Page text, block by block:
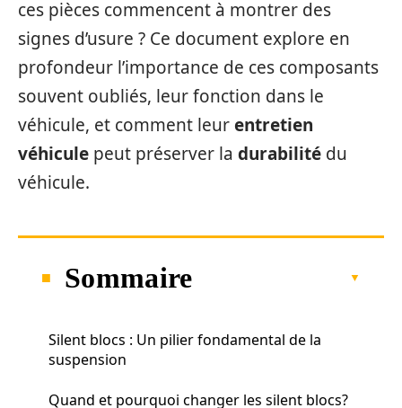
ces pièces commencent à montrer des
signes d’usure ? Ce document explore en
profondeur l’importance de ces composants
souvent oubliés, leur fonction dans le
véhicule, et comment leurentretien
véhicule peut préserver la durabilité du
véhicule.
Sommaire
Silent blocs : Un pilier fondamental de la
suspension
Quand et pourquoi changer les silent blocs?